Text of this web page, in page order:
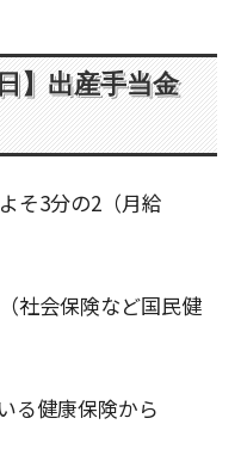
】出産手当金
そ3分の2（月給
社会保険など国民健
る健康保険から